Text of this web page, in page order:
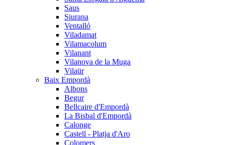
Saus
Siurana
Ventalló
Viladamat
Vilamacolum
Vilanant
Vilanova de la Muga
Vilaür
Baix Empordà
Albons
Begur
Bellcaire d'Empordà
La Bisbal d'Empordà
Calonge
Castell - Platja d'Aro
Colomers